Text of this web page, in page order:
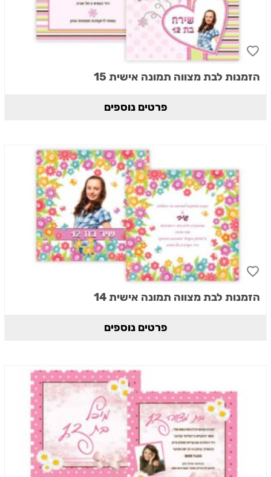
הזמנות לבת מצווה תמונה אישית 15
פרטים נוספים
הזמנות לבת מצווה תמונה אישית 14
פרטים נוספים